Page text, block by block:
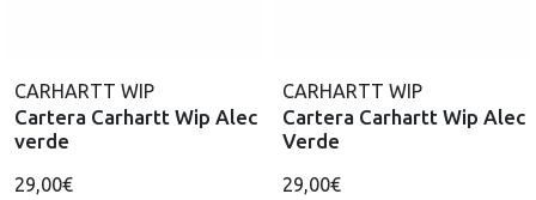
CARHARTT WIP
Cartera Carhartt Wip Alec
verde
29,00€
CARHARTT WIP
Cartera Carhartt Wip Alec
Verde
29,00€